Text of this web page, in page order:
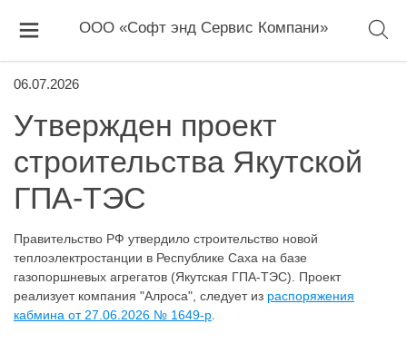
ООО «Софт энд Сервис Компани»
06.07.2026
Утвержден проект
строительства Якутской
ГПА-ТЭС
Правительство РФ утвердило строительство новой
теплоэлектростанции в Республике Саха на базе
газопоршневых агрегатов (Якутская ГПА-ТЭС). Проект
реализует компания "Алроса", следует из распоряжения
кабмина от 27.06.2026 № 1649-р